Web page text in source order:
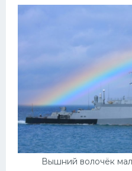
Вышний волочёк